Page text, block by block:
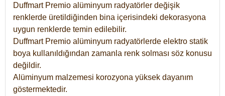
Duffmart Premio alüminyum radyatörler değişik
renklerde üretildiğinden bina içerisindeki dekorasyona
uygun renklerde temin edilebilir.
Duffmart Premio alüminyum radyatörlerde elektro statik
boya kullanıldığından zamanla renk solması söz konusu
değildir.
Alüminyum malzemesi korozyona yüksek dayanım
göstermektedir.